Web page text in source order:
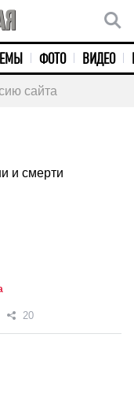
ТЕМЫ ФОТО ВИДЕО
сайта
и смерти
20